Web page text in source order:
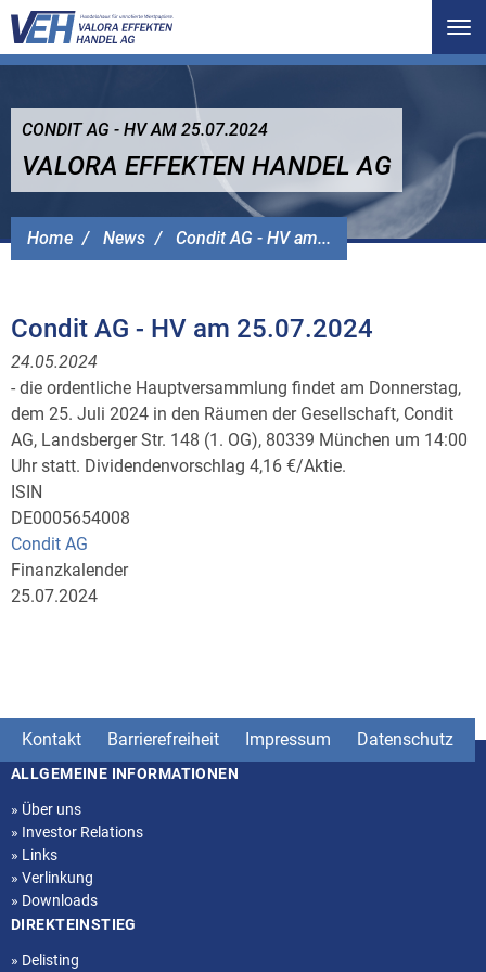
Home News Condit AG - HV am...
CONDIT AG - HV AM 25.07.2024
VALORA EFFEKTEN HANDEL AG
Condit AG - HV am 25.07.2024
24.05.2024
- die ordentliche Hauptversammlung findet am Donnerstag,
dem 25. Juli 2024 in den Räumen der Gesellschaft, Condit
AG, Landsberger Str. 148 (1. OG), 80339 München um 14:00
Uhr statt. Dividendenvorschlag 4,16 €/Aktie.
ISIN
DE0005654008
Condit AG
Finanzkalender
25.07.2024
Kontakt Barrierefreiheit Impressum Datenschutz
Seitenstruktur
ALLGEMEINE INFORMATIONEN
» Über uns
» Investor Relations
» Links
» Verlinkung
» Downloads
DIREKTEINSTIEG
» Delisting